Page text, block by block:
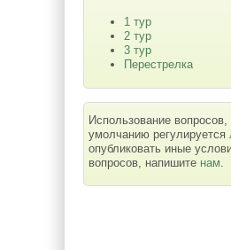
1 тур
2 тур
3 тур
Перестрелка
Использование
умолчанию регулируется
опубликовать иные
вопросов, напишите нам